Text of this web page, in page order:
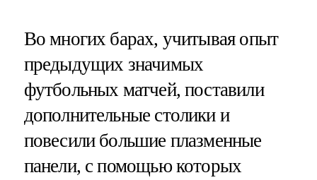
Во многих барах, учитывая опыт
предыдущих значимых
футбольных матчей, поставили
дополнительные столики и
повесили большие плазменные
панели, с помощью которых